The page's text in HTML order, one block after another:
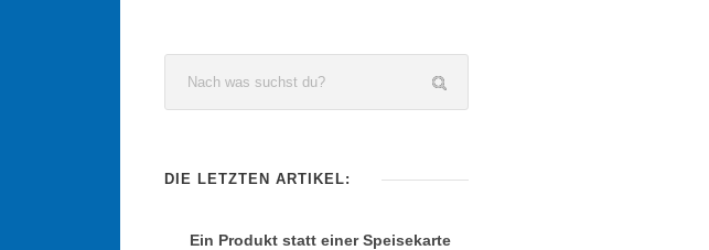
DIE LETZTEN ARTIKEL:
Ein Produkt statt einer Speisekarte